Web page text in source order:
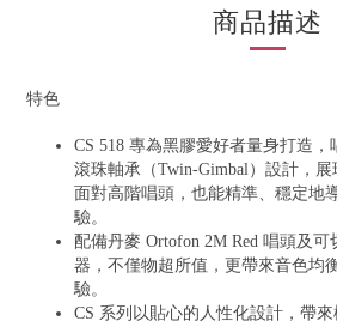
商品描述
特色
CS 518 專為黑膠愛好者量身打造
滾珠軸承（Twin-Gimbal）設計，
面對高階唱頭，也能精準、穩定地
驗。
配備丹麥 Ortofon 2M Red 唱頭及
器，不僅物超所值，更帶來音色均
驗。
CS 系列以貼心的人性化設計，帶